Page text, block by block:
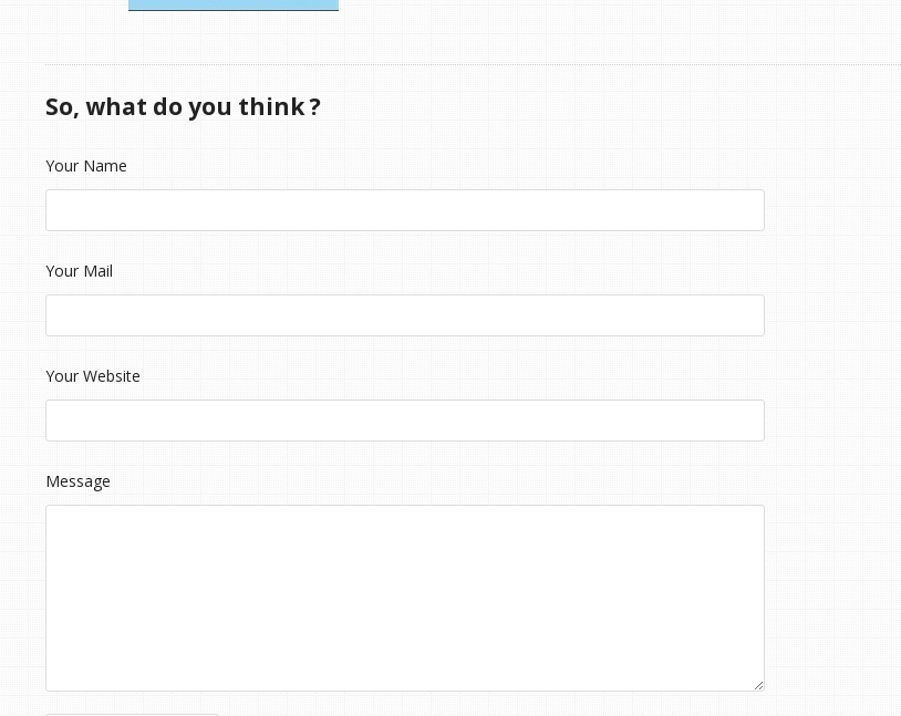
So, what do you think ?
Your Name
Your Mail
Your Website
Message